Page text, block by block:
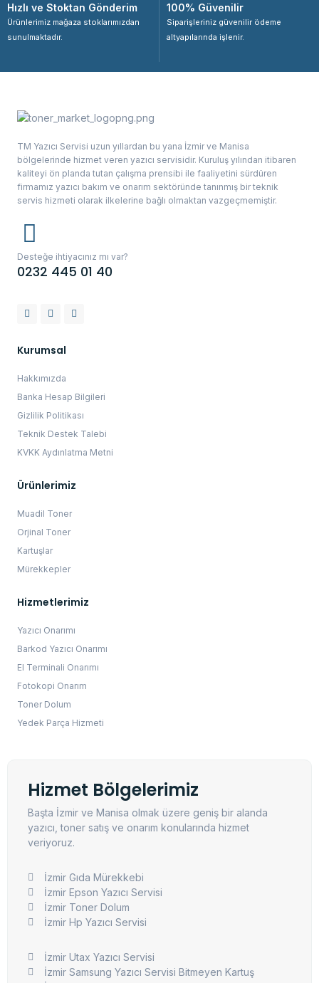
Hızlı ve Stoktan Gönderim
Ürünlerimiz mağaza stoklarımızdan
sunulmaktadır.
100% Güvenilir
Siparişleriniz güvenilir ödeme
altyapılarında işlenir.
TM Yazıcı Servisi uzun yıllardan bu yana İzmir ve Manisa
bölgelerinde hizmet veren yazıcı servisidir. Kuruluş yılından itibaren
kaliteyi ön planda tutan çalışma prensibi ile faaliyetini sürdüren
firmamız yazıcı bakım ve onarım sektöründe tanınmış bir teknik
servis hizmeti olarak ilkelerine bağlı olmaktan vazgeçmemiştir.
Desteğe ihtiyacınız mı var?
0232 445 01 40
Kurumsal
Hakkımızda
Banka Hesap Bilgileri
Gizlilik Politikası
Teknik Destek Talebi
KVKK Aydınlatma Metni
Ürünlerimiz
Muadil Toner
Orjinal Toner
Kartuşlar
Mürekkepler
Hizmetlerimiz
Yazıcı Onarımı
Barkod Yazıcı Onarımı
El Terminali Onarımı
Fotokopi Onarım
Toner Dolum
Yedek Parça Hizmeti
Hizmet Bölgelerimiz
Başta İzmir ve Manisa olmak üzere geniş bir alanda
yazıcı, toner satış ve onarım konularında hizmet
veriyoruz.
İzmir Gıda Mürekkebi
İzmir Epson Yazıcı Servisi
İzmir Toner Dolum
İzmir Hp Yazıcı Servisi
İzmir Utax Yazıcı Servisi
İzmir Samsung Yazıcı Servisi Bitmeyen Kartuş